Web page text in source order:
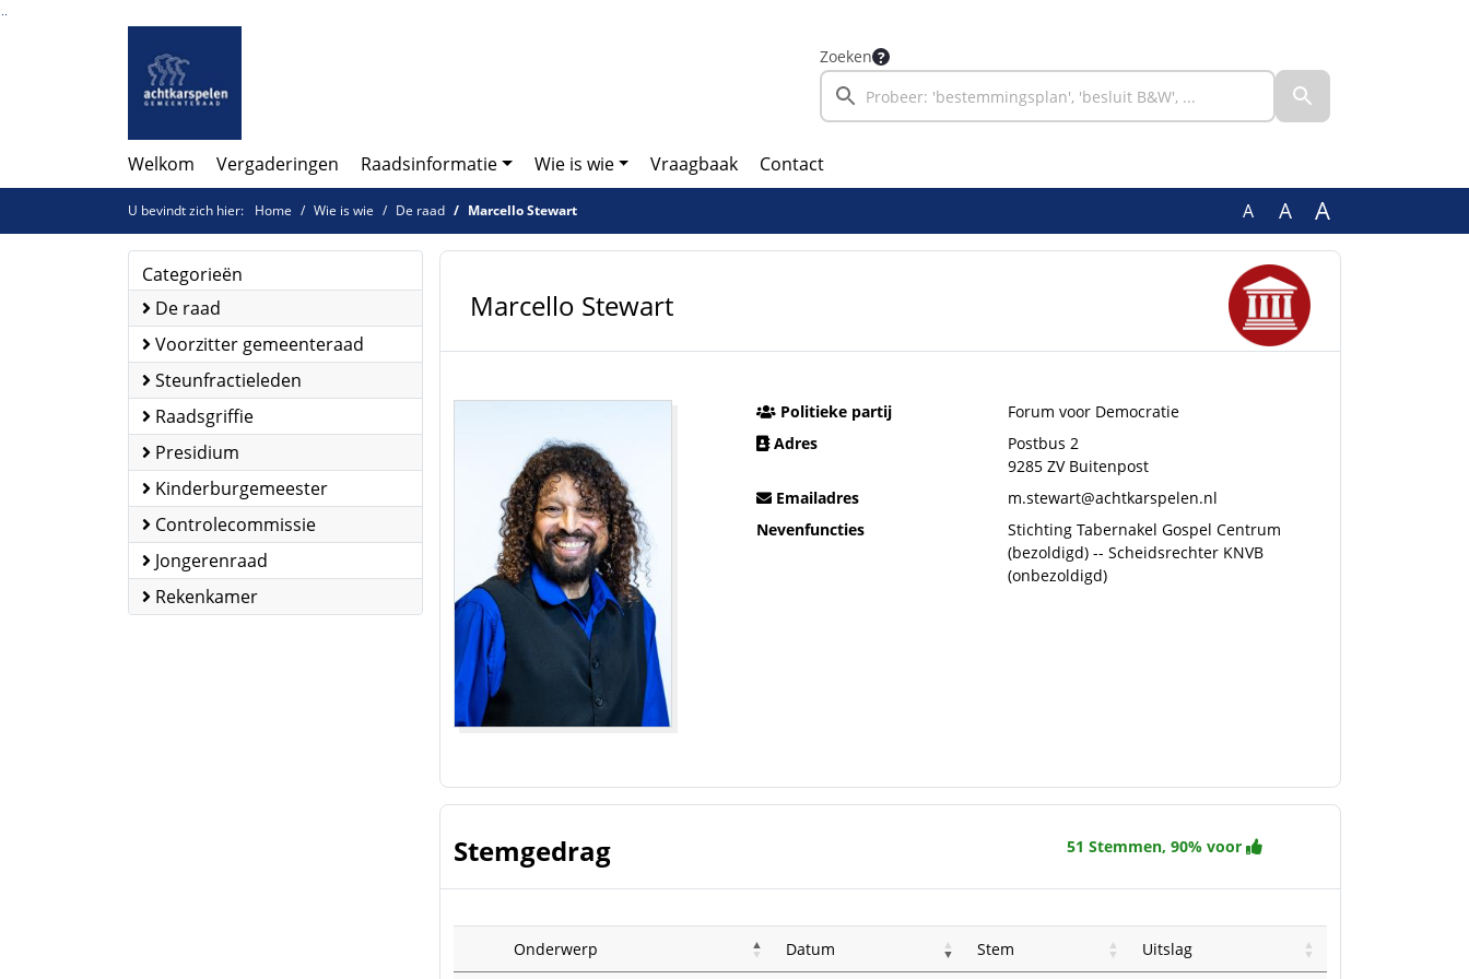
Ga naar de inhoud van deze pagina
Ga naar het zoeken
Ga naar het menu
Zoeken
Welkom Vergaderingen Raadsinformatie Wie is wie Vraagbaak Contact
U bevindt zich hier: Home Wie is wie De raad Marcello Stewart A A A
Categorieën
De raad
Voorzitter gemeenteraad
Steunfractieleden
Raadsgriffie
Presidium
Kinderburgemeester
Controlecommissie
Jongerenraad
Rekenkamer
Marcello Stewart
Politieke partij
Forum voor Democratie
Adres
Postbus 2
9285 ZV Buitenpost
Emailadres
m.stewart@achtkarspelen.nl
Nevenfuncties
Stichting Tabernakel Gospel Centrum
(bezoldigd) -- Scheidsrechter KNVB
(onbezoldigd)
Stemgedrag 51 Stemmen, 90% voor
Onderwerp Datum Stem Uitslag